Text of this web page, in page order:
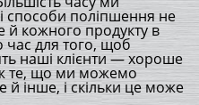
поліпшення не
й кожного продукту в
для того, щоб
наші клієнти — хороше
те, що ми можемо
інше, і скільки це може